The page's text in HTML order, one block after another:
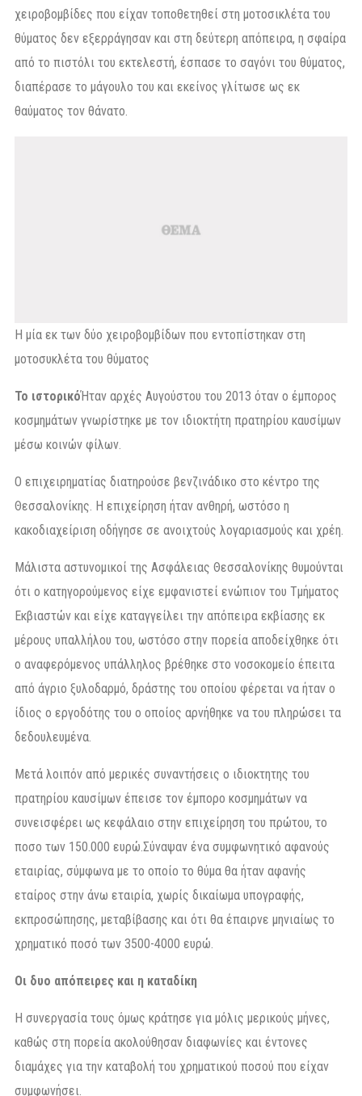
χειροβομβίδες που είχαν τοποθετηθεί στη μοτοσικλέτα του
θύματος δεν εξερράγησαν και στη δεύτερη απόπειρα, η σφαίρα
από το πιστόλι του εκτελεστή, έσπασε το σαγόνι του θύματος,
διαπέρασε το μάγουλο του και εκείνος γλίτωσε ως εκ
θαύματος τον θάνατο.
Η μία εκ των δύο χειροβομβίδων που εντοπίστηκαν στη
μοτοσυκλέτα του θύματος
Το ιστορικόΉταν αρχές Αυγούστου του 2013 όταν ο έμπορος
κοσμημάτων γνωρίστηκε με τον ιδιοκτήτη πρατηρίου καυσίμων
μέσω κοινών φίλων.
Ο επιχειρηματίας διατηρούσε βενζινάδικο στο κέντρο της
Θεσσαλονίκης. Η επιχείρηση ήταν ανθηρή, ωστόσο η
κακοδιαχείριση οδήγησε σε ανοιχτούς λογαριασμούς και χρέη.
Μάλιστα αστυνομικοί της Ασφάλειας Θεσσαλονίκης θυμούνται
ότι ο κατηγορούμενος είχε εμφανιστεί ενώπιον του Τμήματος
Εκβιαστών και είχε καταγγείλει την απόπειρα εκβίασης εκ
μέρους υπαλλήλου του, ωστόσο στην πορεία αποδείχθηκε ότι
ο αναφερόμενος υπάλληλος βρέθηκε στο νοσοκομείο έπειτα
από άγριο ξυλοδαρμό, δράστης του οποίου φέρεται να ήταν ο
ίδιος ο εργοδότης του ο οποίος αρνήθηκε να του πληρώσει τα
δεδουλευμένα.
Μετά λοιπόν από μερικές συναντήσεις ο ιδιοκτητης του
πρατηρίου καυσίμων έπεισε τον έμπορο κοσμημάτων να
συνεισφέρει ως κεφάλαιο στην επιχείρηση του πρώτου, το
ποσο των 150.000 ευρώ.Σύναψαν ένα συμφωνητικό αφανούς
εταιρίας, σύμφωνα με το οποίο το θύμα θα ήταν αφανής
εταίρος στην άνω εταιρία, χωρίς δικαίωμα υπογραφής,
εκπροσώπησης, μεταβίβασης και ότι θα έπαιρνε μηνιαίως το
χρηματικό ποσό των 3500-4000 ευρώ.
Οι δυο απόπειρες και η καταδίκη
Η συνεργασία τους όμως κράτησε για μόλις μερικούς μήνες,
καθώς στη πορεία ακολούθησαν διαφωνίες και έντονες
διαμάχες για την καταβολή του χρηματικού ποσού που είχαν
συμφωνήσει.